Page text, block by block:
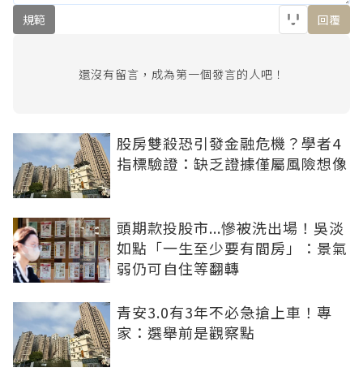
規範 回覆
還沒有留言，成為第一個發言的人吧！
股房雙殺恐引發金融危機？學者4
指標驗證：缺乏證據僅屬風險想像
頭期款投股市...慘被洗出場！吳淡
如點「一生至少要有間房」：景氣
弱仍可自住等翻轉
青安3.0有3年不必急搶上車！專
家：選舉前是觀察點